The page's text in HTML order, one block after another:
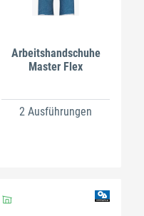
Arbeitshandschuhe
Master Flex
2 Ausführungen